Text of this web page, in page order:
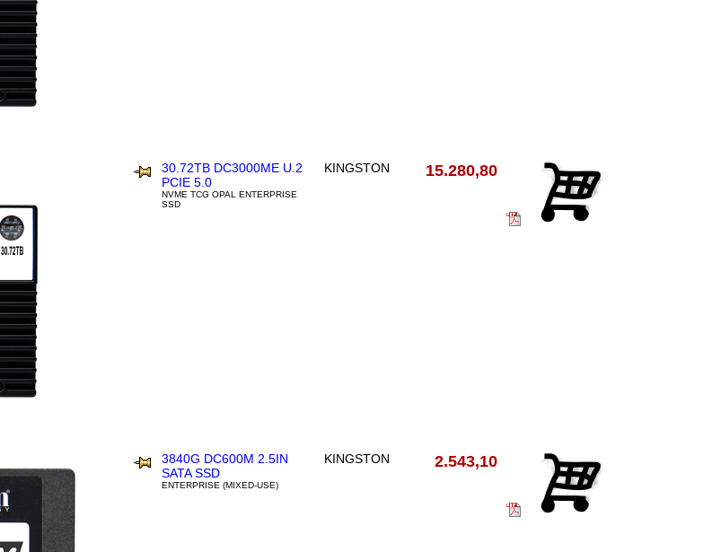
30.72TB DC3000ME U.2
PCIE 5.0
NVME TCG OPAL ENTERPRISE
SSD
KINGSTON 15.280,80
3840G DC600M 2.5IN
SATA SSD
ENTERPRISE (MIXED-USE)
KINGSTON 2.543,10